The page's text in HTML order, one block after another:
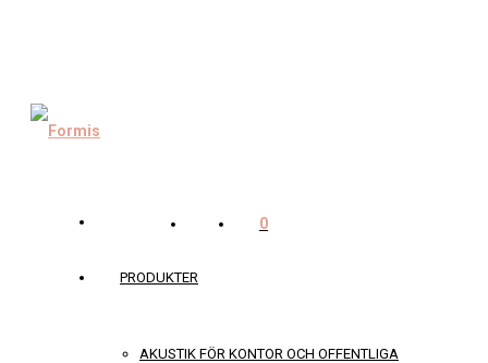
PRODUKTER
AKUSTIK FÖR KONTOR OCH OFFENTLIGA
0